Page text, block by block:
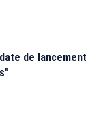
de lancement